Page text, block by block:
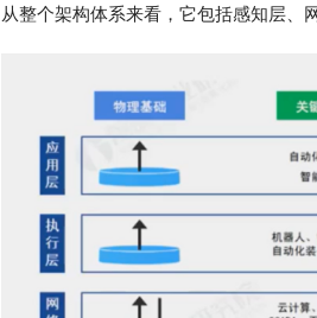
从整个架构体系来看，它包括感知层、